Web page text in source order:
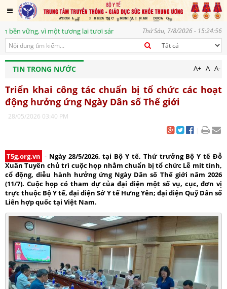
vững, vì một tương lai tươi sáng Thứ Sáu, 7/8/2026 - 15:24:56
TIN TRONG NƯỚC A+ A A-
Triển khai công tác chuẩn bị tổ chức các hoạt
động hưởng ứng Ngày Dân số Thế giới
28/05/2026 03:40 PM
T5g.org.vn - Ngày 28/5/2026, tại Bộ Y tế, Thứ trưởng Bộ Y tế Đỗ
Xuân Tuyên chủ trì cuộc họp nhằm chuẩn bị tổ chức Lễ mít tinh,
cổ động, diễu hành hưởng ứng Ngày Dân số Thế giới năm 2026
(11/7). Cuộc họp có tham dự của đại diện một số vụ, cục, đơn vị
trực thuộc Bộ Y tế, đại diện Sở Y tế Hưng Yên; đại diện Quỹ Dân số
Liên hợp quốc tại Việt Nam.